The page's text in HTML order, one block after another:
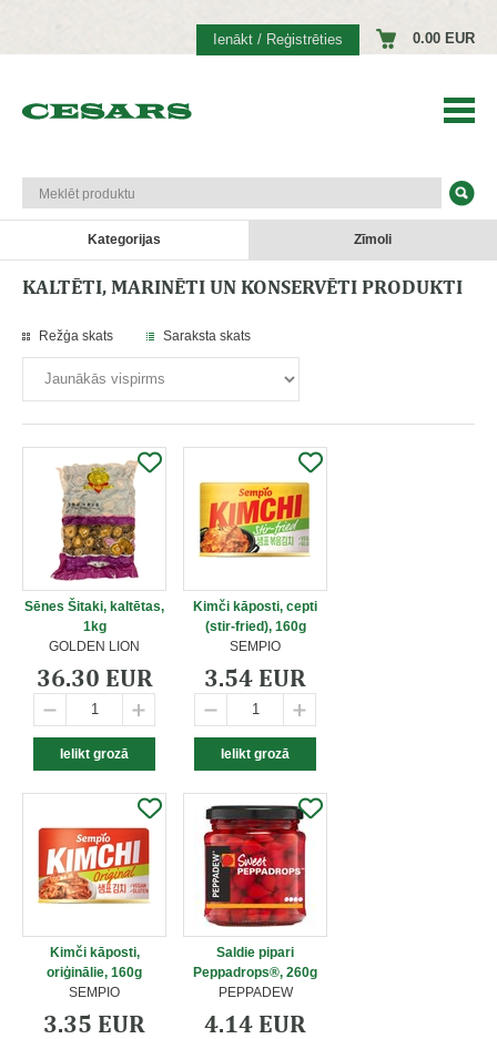
Ienākt / Reģistrēties 0.00 EUR
Kategorijas Zīmoli
KALTĒTI, MARINĒTI UN KONSERVĒTI PRODUKTI
Režģa skats Saraksta skats
Sēnes Šitaki, kaltētas,
1kg
GOLDEN LION
36.30 EUR
Kimči kāposti, cepti
(stir-fried), 160g
SEMPIO
3.54 EUR
Kimči kāposti,
oriģinālie, 160g
SEMPIO
3.35 EUR
Saldie pipari
Peppadrops®, 260g
PEPPADEW
4.14 EUR